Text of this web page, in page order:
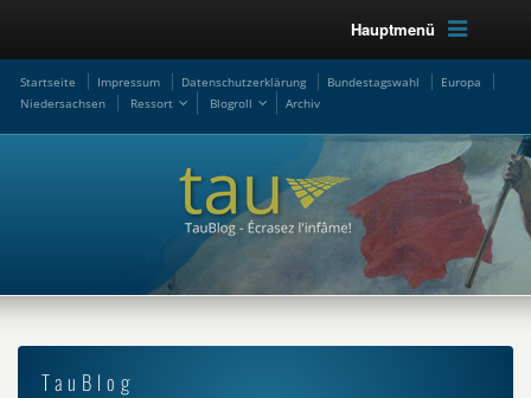
Hauptmenü
Startseite Impressum Datenschutzerklärung Bundestagswahl
Europa
Niedersachsen
Ressort Blogroll Archiv
TauBlog